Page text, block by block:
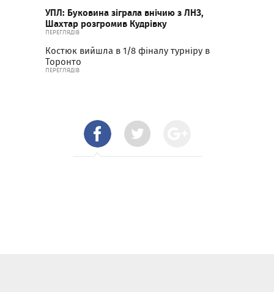
УПЛ: Буковина зіграла внічию з ЛНЗ,
Шахтар розгромив Кудрівку
ПЕРЕГЛЯДІВ
Костюк вийшла в 1/8 фіналу турніру в
Торонто
ПЕРЕГЛЯДІВ